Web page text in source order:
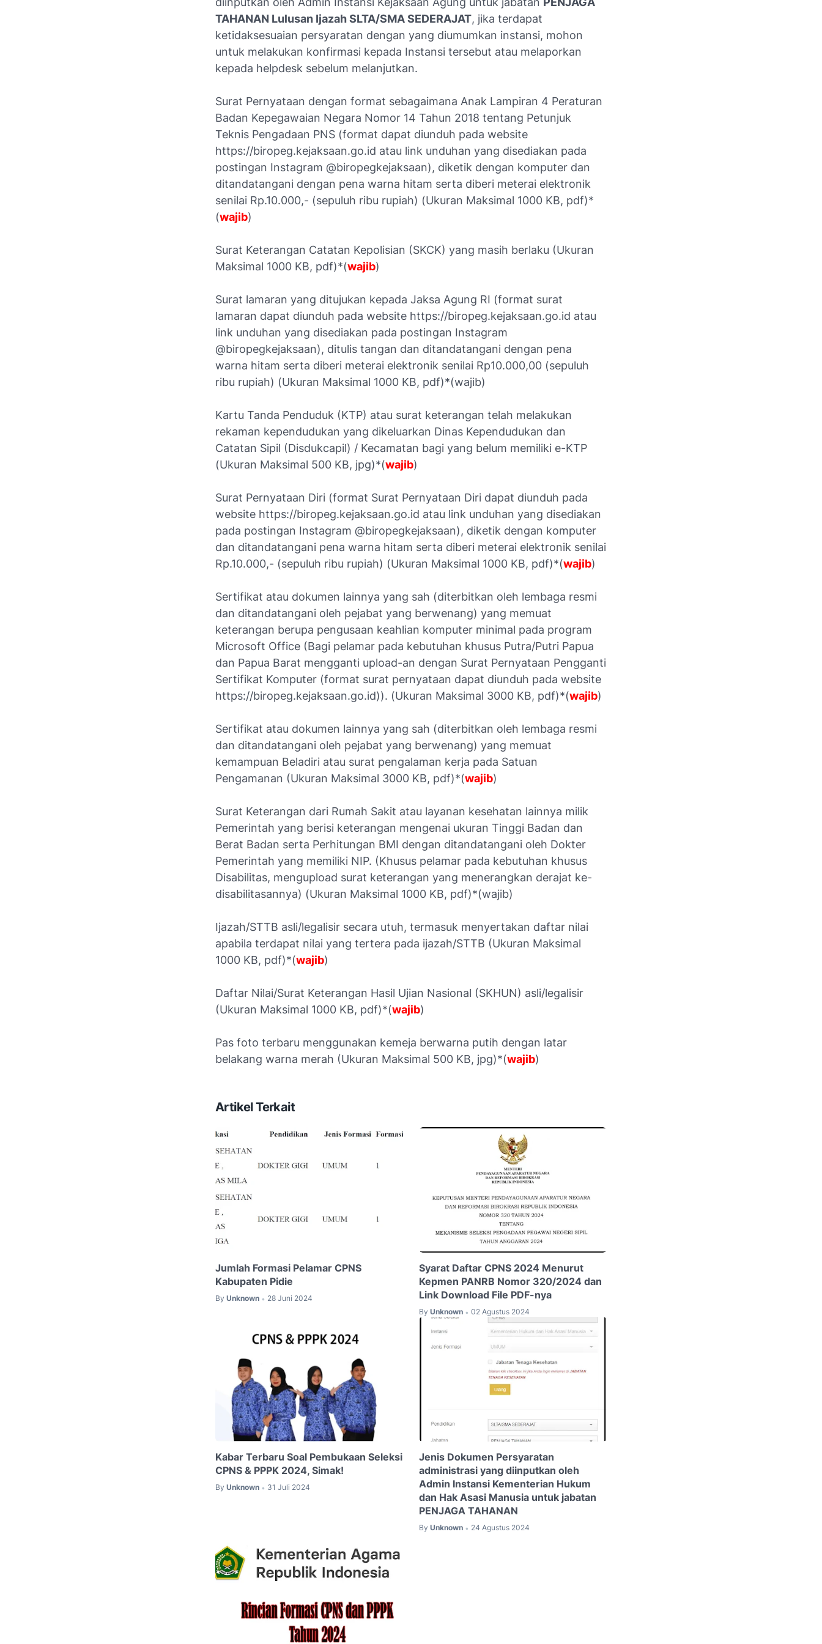
TAHANAN Lulusan Ijazah SLTA/SMA SEDERAJAT, jika terdapat
ketidaksesuaian persyaratan dengan yang diumumkan instansi, mohon
untuk melakukan konfirmasi kepada Instansi tersebut atau melaporkan
kepada helpdesk sebelum melanjutkan.
Surat Pernyataan dengan format sebagaimana Anak Lampiran 4 Peraturan
Badan Kepegawaian Negara Nomor 14 Tahun 2018 tentang Petunjuk
Teknis Pengadaan PNS (format dapat diunduh pada website
https://biropeg.kejaksaan.go.id atau link unduhan yang disediakan pada
postingan Instagram @biropegkejaksaan), diketik dengan komputer dan
ditandatangani dengan pena warna hitam serta diberi meterai elektronik
senilai Rp.10.000,- (sepuluh ribu rupiah) (Ukuran Maksimal 1000 KB, pdf)*
(wajib)
Surat Keterangan Catatan Kepolisian (SKCK) yang masih berlaku (Ukuran
Maksimal 1000 KB, pdf)*(wajib)
Surat lamaran yang ditujukan kepada Jaksa Agung RI (format surat
lamaran dapat diunduh pada website https://biropeg.kejaksaan.go.id atau
link unduhan yang disediakan pada postingan Instagram
@biropegkejaksaan), ditulis tangan dan ditandatangani dengan pena
warna hitam serta diberi meterai elektronik senilai Rp10.000,00 (sepuluh
ribu rupiah) (Ukuran Maksimal 1000 KB, pdf)*(wajib)
Kartu Tanda Penduduk (KTP) atau surat keterangan telah melakukan
rekaman kependudukan yang dikeluarkan Dinas Kependudukan dan
Catatan Sipil (Disdukcapil) / Kecamatan bagi yang belum memiliki e-KTP
(Ukuran Maksimal 500 KB, jpg)*(wajib)
Surat Pernyataan Diri (format Surat Pernyataan Diri dapat diunduh pada
website https://biropeg.kejaksaan.go.id atau link unduhan yang disediakan
pada postingan Instagram @biropegkejaksaan), diketik dengan komputer
dan ditandatangani pena warna hitam serta diberi meterai elektronik senilai
Rp.10.000,- (sepuluh ribu rupiah) (Ukuran Maksimal 1000 KB, pdf)*(wajib)
Sertifikat atau dokumen lainnya yang sah (diterbitkan oleh lembaga resmi
dan ditandatangani oleh pejabat yang berwenang) yang memuat
keterangan berupa pengusaan keahlian komputer minimal pada program
Microsoft Office (Bagi pelamar pada kebutuhan khusus Putra/Putri Papua
dan Papua Barat mengganti upload-an dengan Surat Pernyataan Pengganti
Sertifikat Komputer (format surat pernyataan dapat diunduh pada website
https://biropeg.kejaksaan.go.id)). (Ukuran Maksimal 3000 KB, pdf)*(wajib)
Sertifikat atau dokumen lainnya yang sah (diterbitkan oleh lembaga resmi
dan ditandatangani oleh pejabat yang berwenang) yang memuat
kemampuan Beladiri atau surat pengalaman kerja pada Satuan
Pengamanan (Ukuran Maksimal 3000 KB, pdf)*(wajib)
Surat Keterangan dari Rumah Sakit atau layanan kesehatan lainnya milik
Pemerintah yang berisi keterangan mengenai ukuran Tinggi Badan dan
Berat Badan serta Perhitungan BMI dengan ditandatangani oleh Dokter
Pemerintah yang memiliki NIP. (Khusus pelamar pada kebutuhan khusus
Disabilitas, mengupload surat keterangan yang menerangkan derajat ke-
disabilitasannya) (Ukuran Maksimal 1000 KB, pdf)*(wajib)
Ijazah/STTB asli/legalisir secara utuh, termasuk menyertakan daftar nilai
apabila terdapat nilai yang tertera pada ijazah/STTB (Ukuran Maksimal
1000 KB, pdf)*(wajib)
Daftar Nilai/Surat Keterangan Hasil Ujian Nasional (SKHUN) asli/legalisir
(Ukuran Maksimal 1000 KB, pdf)*(wajib)
Pas foto terbaru menggunakan kemeja berwarna putih dengan latar
belakang warna merah (Ukuran Maksimal 500 KB, jpg)*(wajib)
Artikel Terkait
Jumlah Formasi Pelamar CPNS
Kabupaten Pidie
By Unknown • 28 Juni 2024
Syarat Daftar CPNS 2024 Menurut
Kepmen PANRB Nomor 320/2024 dan
Link Download File PDF-nya
By Unknown • 02 Agustus 2024
Kabar Terbaru Soal Pembukaan Seleksi
CPNS & PPPK 2024, Simak!
By Unknown • 31 Juli 2024
Jenis Dokumen Persyaratan
administrasi yang diinputkan oleh
Admin Instansi Kementerian Hukum
dan Hak Asasi Manusia untuk jabatan
PENJAGA TAHANAN
By Unknown • 24 Agustus 2024